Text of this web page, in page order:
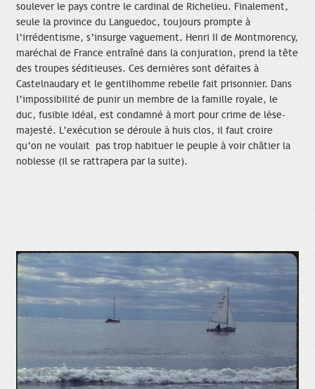
soulever le pays contre le cardinal de Richelieu. Finalement,
seule la province du Languedoc, toujours prompte à
l’irrédentisme, s’insurge vaguement. Henri II de Montmorency,
maréchal de France entraîné dans la conjuration, prend la tête
des troupes séditieuses. Ces dernières sont défaites à
Castelnaudary et le gentilhomme rebelle fait prisonnier. Dans
l’impossibilité de punir un membre de la famille royale, le
duc, fusible idéal, est condamné à mort pour crime de lèse-
majesté. L’exécution se déroule à huis clos, il faut croire
qu’on ne voulait pas trop habituer le peuple à voir châtier la
noblesse (il se rattrapera par la suite).